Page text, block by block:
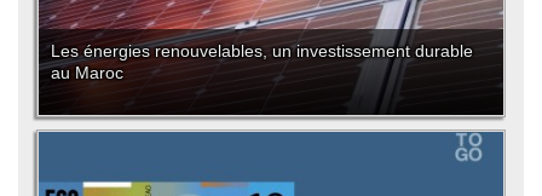
Les énergies renouvelables, un investissement durable
au Maroc